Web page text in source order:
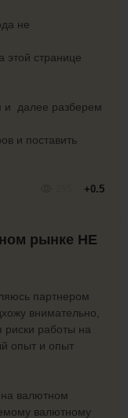
не
этой странице
и далее разберем
и поставить
+0.5
рынке НЕ
партнером
внимательно,
работы на
опыт и опыт
валютном
валютному